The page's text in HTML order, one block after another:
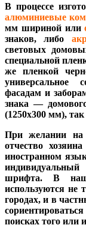
В процессе
алюминиевые
мм шириной или
знаков, либо
световых
специальной
же пленкой
универсальное
фасадам и
знака —
(1250х300 мм),
При желании на
отчество
иностранном
шрифта. В
используются не
городах, и в
поисках того или